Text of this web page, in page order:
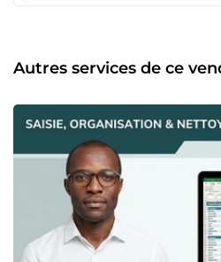
strict des délais : Je m'engage à
l'heure, sans aucun compromis
échanger sur vos projets par la
très bientôt,
Autres services de ce